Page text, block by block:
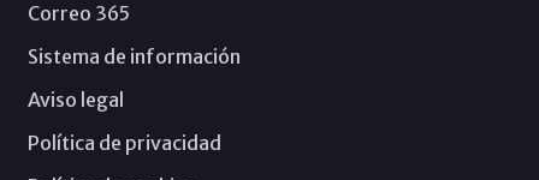
Correo 365
Sistema de información
Aviso legal
Política de privacidad